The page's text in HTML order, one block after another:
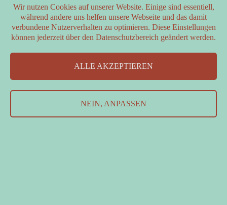
Wir nutzen Cookies auf unserer Website. Einige sind essentiell,
während andere uns helfen unsere Webseite und das damit
verbundene Nutzerverhalten zu optimieren. Diese Einstellungen
können jederzeit über den Datenschutzbereich geändert werden.
ALLE AKZEPTIEREN
NEIN, ANPASSEN